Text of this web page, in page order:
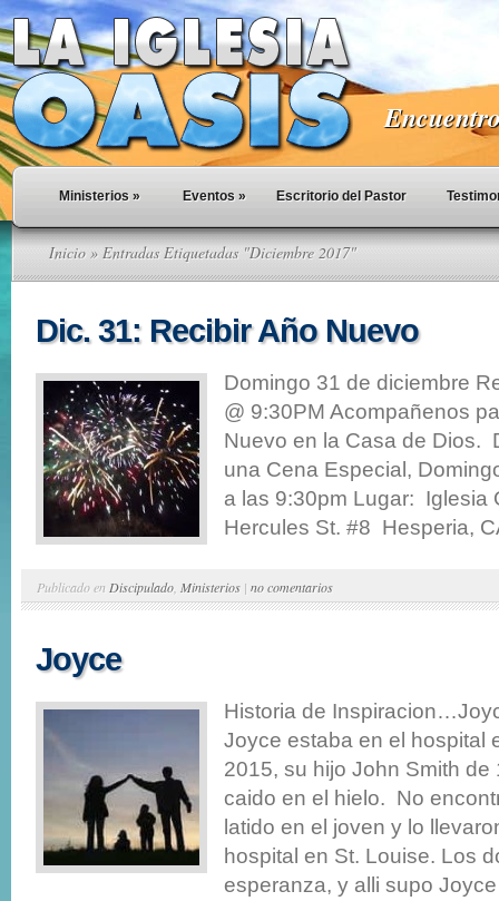
Ministerios » Eventos » Escritorio del Pastor
Inicio » Entradas Etiquetadas "Diciembre 2017"
Dic. 31: Recibir Año Nuevo
Domingo 31 de diciembre
@ 9:30PM Acompañenos
Nuevo en la Casa de Dios.
una Cena Especial,
a las 9:30pm Lugar: Iglesia
Hercules St. #8 Hesperia,
Publicado en Discipulado Ministerios | no comentarios
Joyce
Historia de
Joyce estaba en el hospital
2015, su hijo John Smith de
caido en el hielo. No
latido en el joven y lo
hospital en St. Louise. Los
esperanza, y alli supo